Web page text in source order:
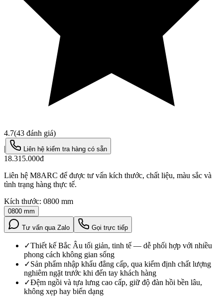
4.7(43 đánh giá)
|
Liên hệ kiểm tra hàng có sẵn
18.315.000đ
Liên hệ M8ARC để được tư vấn kích thước, chất liệu, màu sắc và
tình trạng hàng thực tế.
Kích thước: 0800 mm
0800 mm
Tư vấn qua Zalo Gọi trực tiếp
✓Thiết kế Bắc Âu tối giản, tinh tế — dễ phối hợp với nhiều
phong cách không gian sống
✓Sản phẩm nhập khẩu đẳng cấp, qua kiểm định chất lượng
nghiêm ngặt trước khi đến tay khách hàng
✓Đệm ngồi và tựa lưng cao cấp, giữ độ đàn hồi bền lâu,
không xẹp hay biến dạng